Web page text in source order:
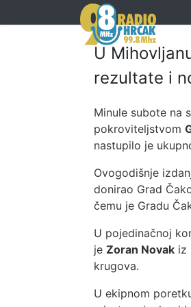
U
rezultate i
Minule subote na
pokroviteljstvom
nastupilo je
Ovogodišnje
donirao Grad
čemu je Gradu
U pojedinačnoj
je Zoran Novak iz
krugova.
U ekipnom